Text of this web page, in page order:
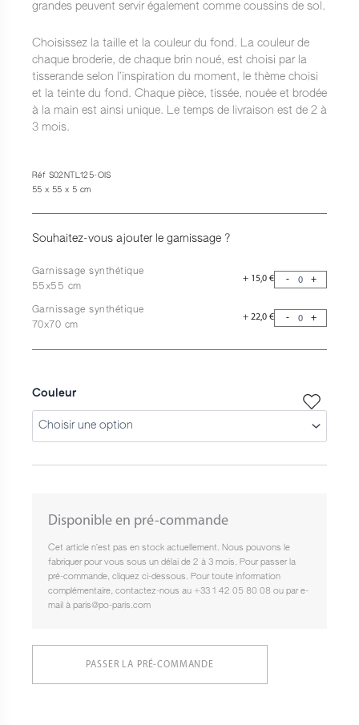
grandes peuvent servir également comme coussins de sol.
Choisissez la taille et la couleur du fond. La couleur de
chaque broderie, de chaque brin noué, est choisi par la
tisserande selon l’inspiration du moment, le thème choisi
et la teinte du fond. Chaque pièce, tissée, nouée et brodée
à la main est ainsi unique. Le temps de livraison est de 2 à
3 mois.
Réf S02NTL125-OIS
55 x 55 x 5 cm
Souhaitez-vous ajouter le garnissage ?
Garnissage synthétique
55x55 cm
+ 15,0 € - +
Garnissage synthétique
70x70 cm
+ 22,0 € - +
Couleur
Disponible en pré-commande
Cet article n’est pas en stock actuellement. Nous pouvons le
fabriquer pour vous sous un délai de 2 à 3 mois. Pour passer la
pré-commande, cliquez ci-dessous. Pour toute information
complémentaire, contactez-nous au +33 1 42 05 80 08 ou par e-
mail à paris@po-paris.com
PASSER LA PRÉ-COMMANDE